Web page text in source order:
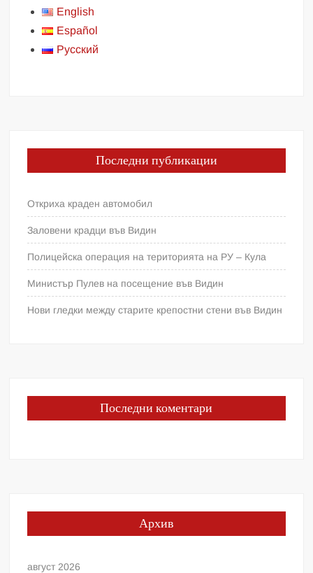
English
Español
Русский
Последни публикации
Откриха краден автомобил
Заловени крадци във Видин
Полицейска операция на територията на РУ – Кула
Министър Пулев на посещение във Видин
Нови гледки между старите крепостни стени във Видин
Последни коментари
Архив
август 2026